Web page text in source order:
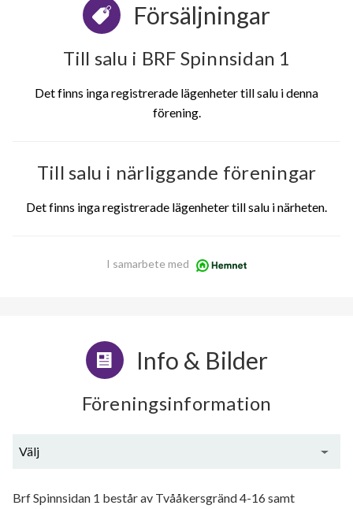
Försäljningar
Till salu i BRF Spinnsidan 1
Det finns inga registrerade lägenheter till salu i denna
förening.
Till salu i närliggande föreningar
Det finns inga registrerade lägenheter till salu i närheten.
I samarbete med
Info & Bilder
Föreningsinformation
Välj
Brf Spinnsidan 1 består av Tvååkersgränd 4-16 samt